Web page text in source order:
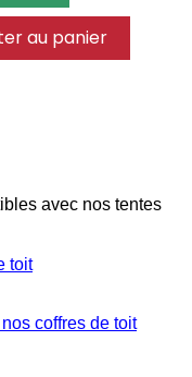
au panier
avec nos tentes
toit
coffres de toit